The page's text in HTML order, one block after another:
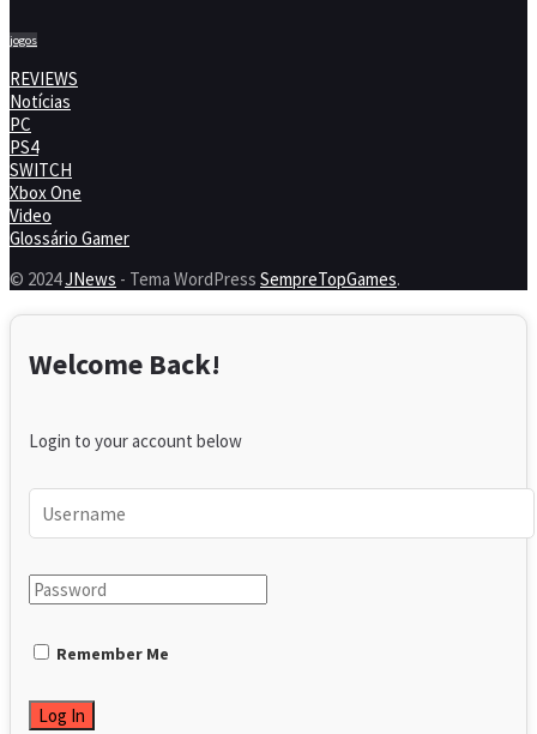
jogos
REVIEWS
Notícias
PC
PS4
SWITCH
Xbox One
Video
Glossário Gamer
© 2024JNews - Tema WordPress SempreTopGames.
Welcome Back!
Login to your account below
Remember Me